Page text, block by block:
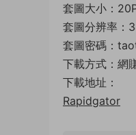
套圖大小：
套圖分辨率：
套圖密碼：
下載方式：網
下載地址：
Rapidgator